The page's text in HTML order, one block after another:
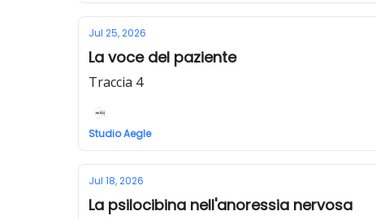
Jul 25, 2026
La voce del paziente
Traccia 4
Studio Aegle
Jul 18, 2026
La psilocibina nell'anoressia nervosa